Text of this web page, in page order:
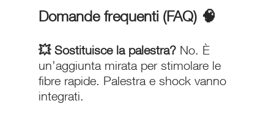
Domande frequenti (FAQ) 🧠
💥 Sostituisce la palestra? No. È
un’aggiunta mirata per stimolare le
fibre rapide. Palestra e shock vanno
integrati.